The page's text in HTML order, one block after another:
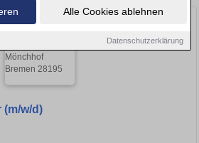
Alle Cookies ablehnen
Datenschutzerklärung
(m/w/d)